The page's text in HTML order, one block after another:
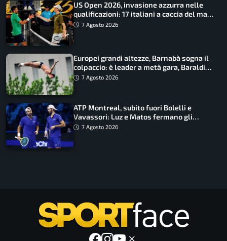
US Open 2026, invasione azzurra nelle
qualificazioni: 17 italiani a caccia del main
draw7 Agosto 2026
Europei grandi altezze, Barnabà sogna il
colpaccio: è leader a metà gara, Baraldi
ancora in corsa
7 Agosto 2026
ATP Montreal, subito fuori Bolelli e
Vavassori: Luz e Matos fermano gli
azzurri
7 Agosto 2026